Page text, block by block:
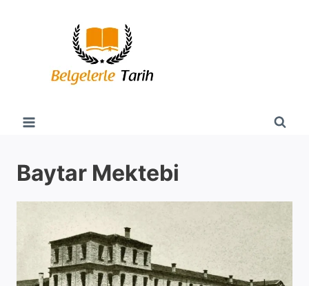
Baytar Mektebi